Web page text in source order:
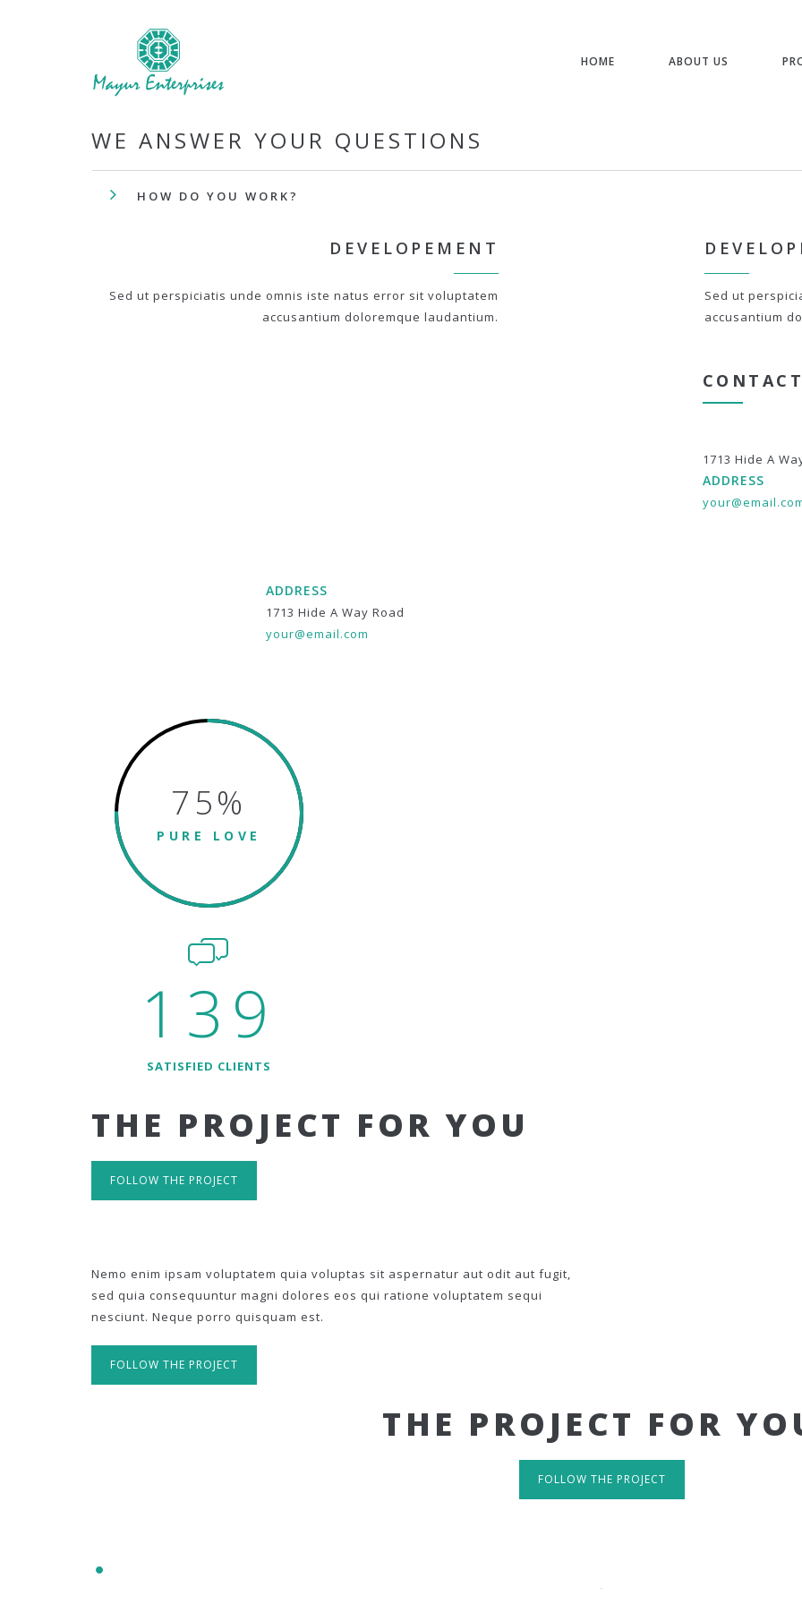
HOME ABOUT US
WE ANSWER YOUR QUESTIONS
HOW DO YOU WORK?
DEVELOPEMENT
Sed ut perspiciatis unde omnis iste natus error sit voluptatem
accusantium doloremque laudantium.
Sed ut
accusantium
1713 Hide A
ADDRESS
ADDRESS
1713 Hide A Way Road
your@email.com
75%
PURE LOVE
139
SATISFIED CLIENTS
THE PROJECT FOR YOU
FOLLOW THE PROJECT
Nemo enim ipsam voluptatem quia voluptas sit aspernatur aut odit aut fugit,
sed quia consequuntur magni dolores eos qui ratione voluptatem sequi
nesciunt. Neque porro quisquam est.
FOLLOW THE PROJECT
THE PROJECT FOR
FOLLOW THE PROJECT